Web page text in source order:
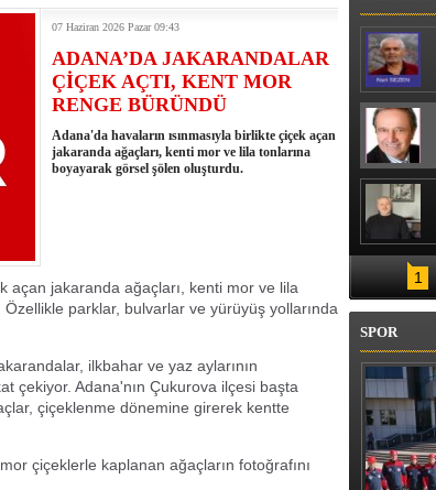
07 Haziran 2026 Pazar 09:43
ADANA’DA JAKARANDALAR
ÇİÇEK AÇTI, KENT MOR
RENGE BÜRÜNDÜ
Adana'da havaların ısınmasıyla birlikte çiçek açan
jakaranda ağaçları, kenti mor ve lila tonlarına
boyayarak görsel şölen oluşturdu.
açan jakaranda ağaçları, kenti mor ve lila
parklar, bulvarlar ve yürüyüş yollarında
ilkbahar ve yaz aylarının
çekiyor. Adana'nın Çukurova ilçesi başta
çiçeklenme dönemine girerek kentte
çiçeklerle kaplanan ağaçların fotoğrafını
1
SPOR